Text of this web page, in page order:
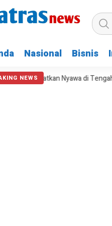
Nasional Bisnis
NEWS
Selamatkan Nyawa di Tengah